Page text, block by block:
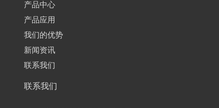
产品中心
产品应用
我们的优势
新闻资讯
联系我们
联系我们